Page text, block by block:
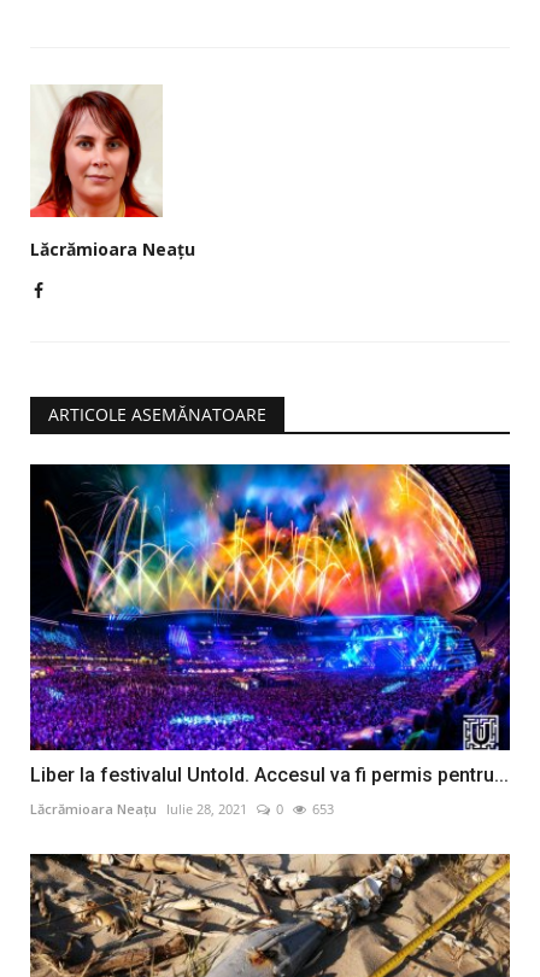
Lăcrămioara Neațu
ARTICOLE ASEMĂNATOARE
Liber la festivalul Untold. Accesul va fi permis pentru...
Lăcrămioara Neațu Iulie 28, 2021 0 653